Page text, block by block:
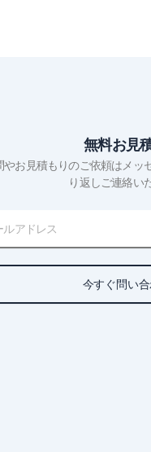
無料お見
やお見積もりのご依頼はメッ
り返しご連絡い
今すぐ問い